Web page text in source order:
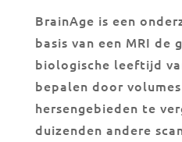
BrainAge is een
basis van een MRI de
biologische leeftijd
bepalen door
hersengebieden te
duizenden andere